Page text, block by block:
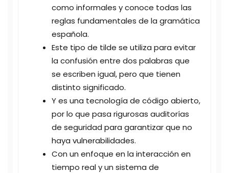
como informales y conoce todas las
reglas fundamentales de la gramática
española.
Este tipo de tilde se utiliza para evitar
la confusión entre dos palabras que
se escriben igual, pero que tienen
distinto significado.
Y es una tecnología de código abierto,
por lo que pasa rigurosas auditorías
de seguridad para garantizar que no
haya vulnerabilidades.
Con un enfoque en la interacción en
tiempo real y un sistema de